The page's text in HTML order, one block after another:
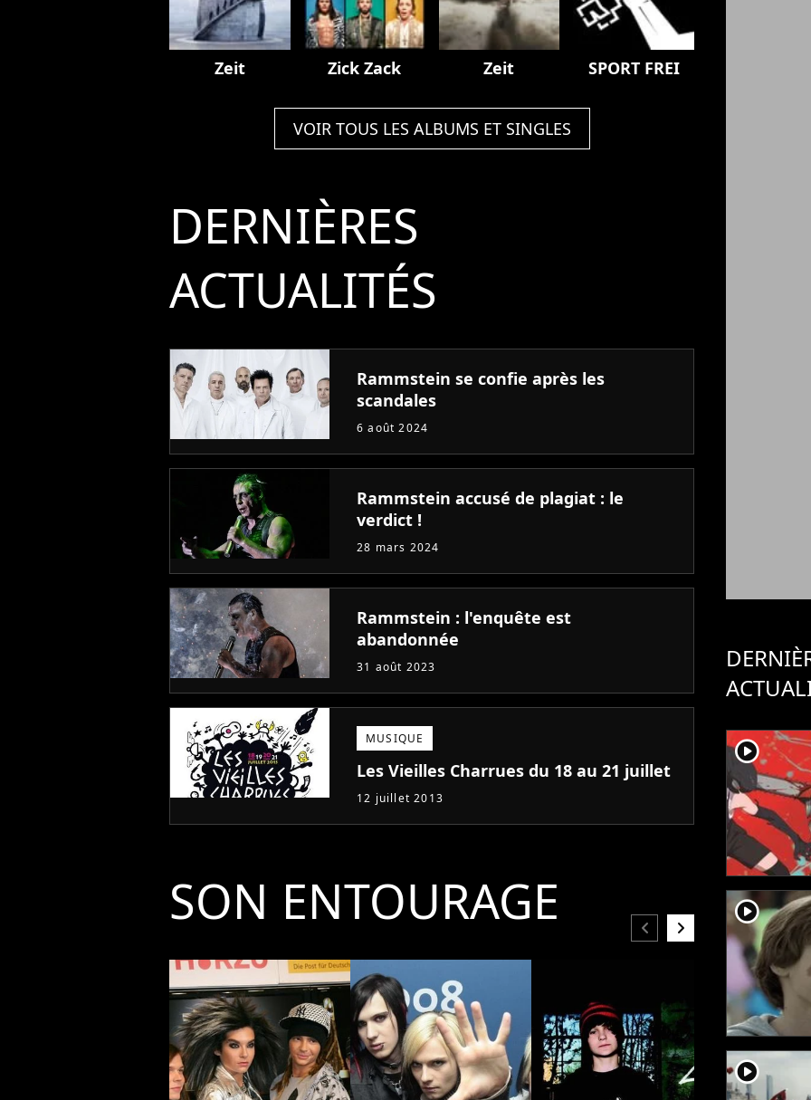
Zeit Zick Zack Zeit SPORT FREI
VOIR TOUS LES ALBUMS ET SINGLES
DERNIÈRES
ACTUALITÉS
Rammstein se confie après les
scandales
6 août 2024
Rammstein accusé de plagiat : le
verdict !
28 mars 2024
Rammstein : l'enquête est
abandonnée
31 août 2023
MUSIQUE
Les Vieilles Charrues du 18 au 21 juillet
12 juillet 2013
SON ENTOURAGE chevron_left chevron_right
player2
player2
player2